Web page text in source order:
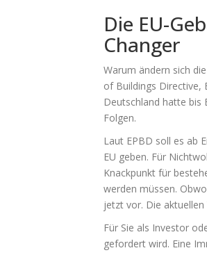
Die EU-
Changer
Warum ändern sich
of Buildings Directive,
Deutschland hatte bis
Folgen.
Laut EPBD soll es ab
EU geben. Für
Knackpunkt für
werden müssen.
jetzt vor. Die
Für Sie als Investor
gefordert wird. Eine